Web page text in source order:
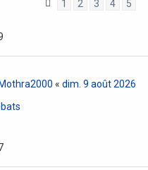
1 2 3 4
5
Mothra2000 « dim. 9 août 2026